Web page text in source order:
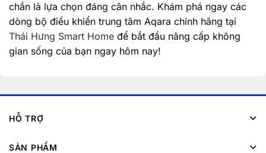
chắn là lựa chọn đáng cân nhắc. Khám phá ngay các
dòng bộ điều khiển trung tâm Aqara chính hãng tại
Thái Hưng Smart Home để bắt đầu nâng cấp không
gian sống của bạn ngay hôm nay!
HỖ TRỢ
SẢN PHẨM